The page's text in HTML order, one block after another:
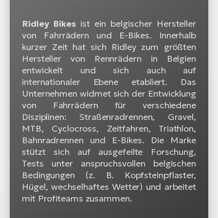
Ridley Bikesist ein belgischer Hersteller
von Fahrrädern und E-Bikes. Innerhalb
kurzer Zeit hat sich Ridley zum größten
Hersteller von Rennrädern in Belgien
entwickelt und sich auch auf
internationaler Ebene etabliert. Das
Unternehmen widmet sich der Entwicklung
von Fahrrädern für verschiedene
Disziplinen: Straßenradrennen, Gravel,
MTB, Cyclocross, Zeitfahren, Triathlon,
Bahnradrennen und E-Bikes. Die Marke
stützt sich auf ausgefeilte Forschung,
Tests unter anspruchsvollen belgischen
Bedingungen (z. B. Kopfsteinpflaster,
Hügel, wechselhaftes Wetter) und arbeitet
mit Profiteams zusammen.